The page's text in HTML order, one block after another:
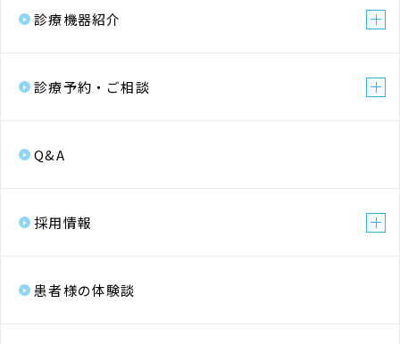
診療機器紹介
診療予約・ご相談
Q&A
採用情報
患者様の体験談